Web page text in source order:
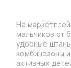
На
мальчиков от
удобные
комбинезоны
активных